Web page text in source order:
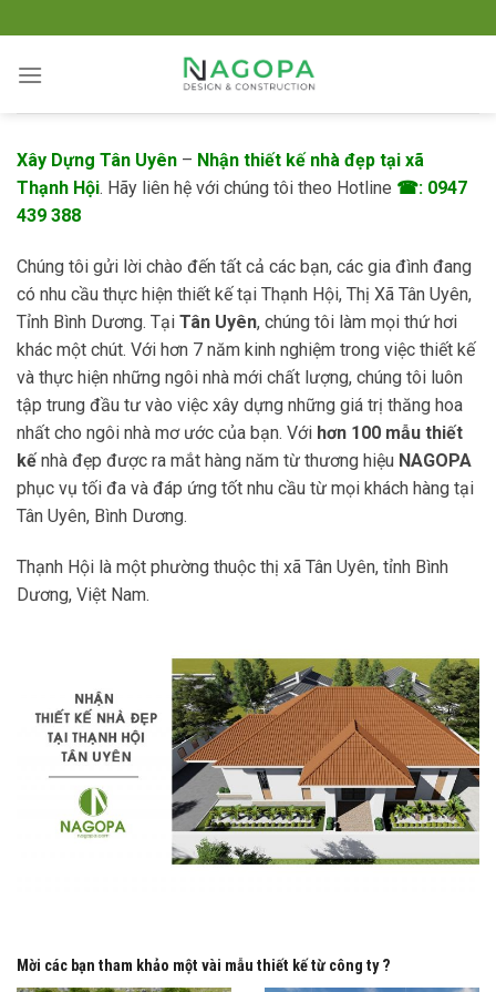
to
content
Xây Dựng Tân Uyên – Nhận thiết kế nhà đẹp tại xã
Thạnh Hội. Hãy liên hệ với chúng tôi theo Hotline ☎: 0947
439 388
Chúng tôi gửi lời chào đến tất cả các bạn, các gia đình đang
có nhu cầu thực hiện thiết kế tại Thạnh Hội, Thị Xã Tân Uyên,
Tỉnh Bình Dương. Tại Tân Uyên, chúng tôi làm mọi thứ hơi
khác một chút. Với hơn 7 năm kinh nghiệm trong việc thiết kế
và thực hiện những ngôi nhà mới chất lượng, chúng tôi luôn
tập trung đầu tư vào việc xây dựng những giá trị thăng hoa
nhất cho ngôi nhà mơ ước của bạn. Với hơn 100 mẫu thiết
kếnhà đẹp được ra mắt hàng năm từ thương hiệu NAGOPA
phục vụ tối đa và đáp ứng tốt nhu cầu từ mọi khách hàng tại
Tân Uyên, Bình Dương.
Thạnh Hội là một phường thuộc thị xã Tân Uyên, tỉnh Bình
Dương, Việt Nam.
Mời các bạn tham khảo một vài mẫu thiết kế từ công ty ?